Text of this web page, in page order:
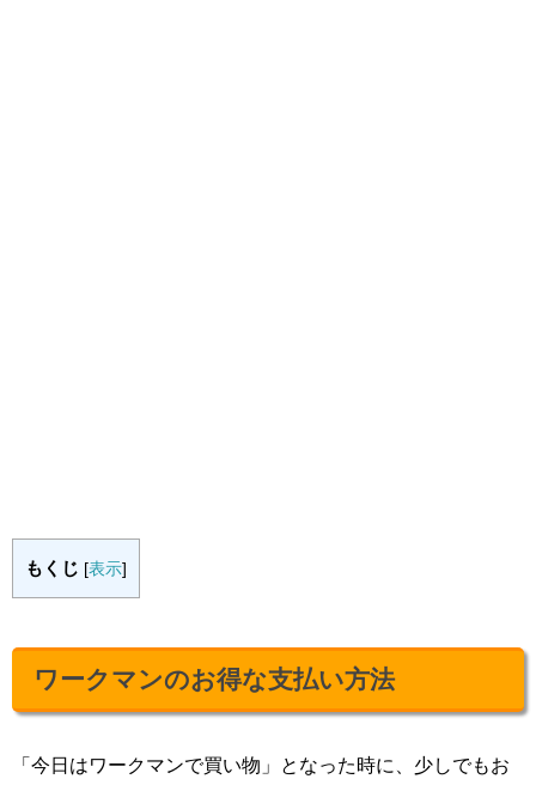
もくじ [表示]
ワークマンのお得な支払い方法
「今日はワークマンで買い物」となった時に、少しでもお